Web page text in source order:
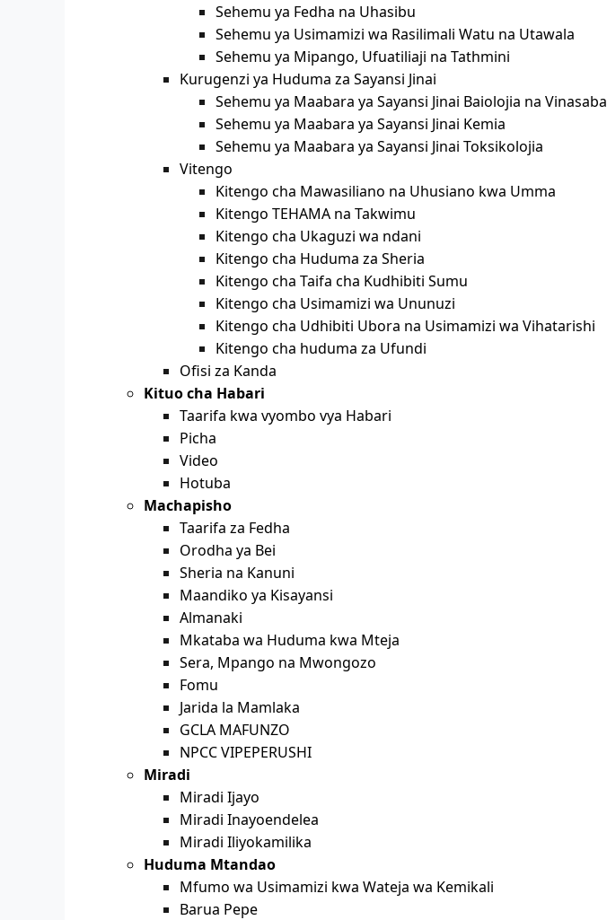
Sehemu ya Fedha na Uhasibu
Sehemu ya Usimamizi wa Rasilimali Watu na Utawala
Sehemu ya Mipango, Ufuatiliaji na Tathmini
Kurugenzi ya Huduma za Sayansi Jinai
Sehemu ya Maabara ya Sayansi Jinai Baiolojia na Vinasaba
Sehemu ya Maabara ya Sayansi Jinai Kemia
Sehemu ya Maabara ya Sayansi Jinai Toksikolojia
Vitengo
Kitengo cha Mawasiliano na Uhusiano kwa Umma
Kitengo TEHAMA na Takwimu
Kitengo cha Ukaguzi wa ndani
Kitengo cha Huduma za Sheria
Kitengo cha Taifa cha Kudhibiti Sumu
Kitengo cha Usimamizi wa Ununuzi
Kitengo cha Udhibiti Ubora na Usimamizi wa Vihatarishi
Kitengo cha huduma za Ufundi
Ofisi za Kanda
Kituo cha Habari
Taarifa kwa vyombo vya Habari
Picha
Video
Hotuba
Machapisho
Taarifa za Fedha
Orodha ya Bei
Sheria na Kanuni
Maandiko ya Kisayansi
Almanaki
Mkataba wa Huduma kwa Mteja
Sera, Mpango na Mwongozo
Fomu
Jarida la Mamlaka
GCLA MAFUNZO
NPCC VIPEPERUSHI
Miradi
Miradi Ijayo
Miradi Inayoendelea
Miradi Iliyokamilika
Huduma Mtandao
Mfumo wa Usimamizi kwa Wateja wa Kemikali
Barua Pepe